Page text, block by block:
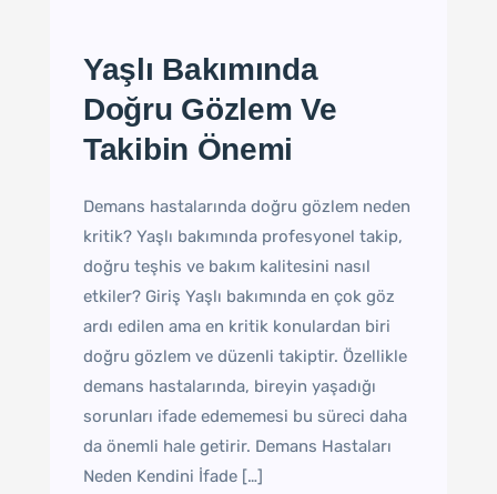
Yaşlı Bakımında
Doğru Gözlem Ve
Takibin Önemi
Demans hastalarında doğru gözlem neden
kritik? Yaşlı bakımında profesyonel takip,
doğru teşhis ve bakım kalitesini nasıl
etkiler? Giriş Yaşlı bakımında en çok göz
ardı edilen ama en kritik konulardan biri
doğru gözlem ve düzenli takiptir. Özellikle
demans hastalarında, bireyin yaşadığı
sorunları ifade edememesi bu süreci daha
da önemli hale getirir. Demans Hastaları
Neden Kendini İfade […]